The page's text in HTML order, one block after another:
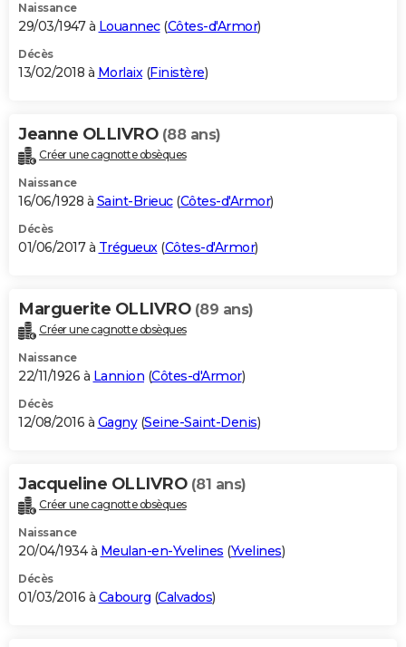
Naissance
29/03/1947 à Louannec(Côtes-d'Armor)
Décès
13/02/2018 à Morlaix(Finistère)
Jeanne OLLIVRO (88 ans)
Créer une cagnotte obsèques
Naissance
16/06/1928 à Saint-Brieuc(Côtes-d'Armor)
Décès
01/06/2017 à Trégueux(Côtes-d'Armor)
Marguerite OLLIVRO (89 ans)
Créer une cagnotte obsèques
Naissance
22/11/1926 à Lannion (Côtes-d'Armor)
Décès
12/08/2016 à Gagny(Seine-Saint-Denis)
Jacqueline OLLIVRO (81 ans)
Créer une cagnotte obsèques
Naissance
20/04/1934 à Meulan-en-Yvelines (Yvelines)
Décès
01/03/2016 à Cabourg (Calvados)